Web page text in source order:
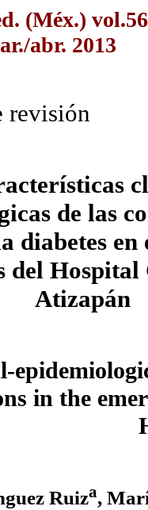
(Méx.)
abr. 2013
revisión
de las
diabetes
del Hospital
Atizapán
in the
Ruiza,